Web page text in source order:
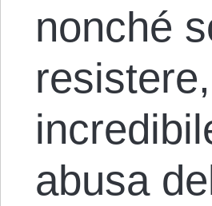
nonché
abusa